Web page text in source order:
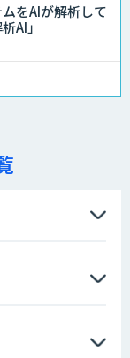
をAIが解析して
AI」